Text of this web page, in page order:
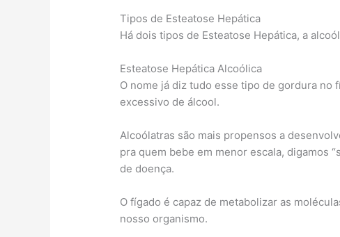
Tipos de Esteatose Hepática
Há dois tipos de Esteatose Hepática, a
Esteatose Hepática Alcoólica
O nome já diz tudo esse tipo de gordura no
excessivo de álcool.
Alcoólatras são mais propensos a
pra quem bebe em menor escala, digamos
de doença.
O fígado é capaz de metabolizar as
nosso organismo.